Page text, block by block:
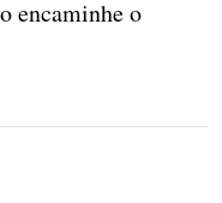
encaminhe o